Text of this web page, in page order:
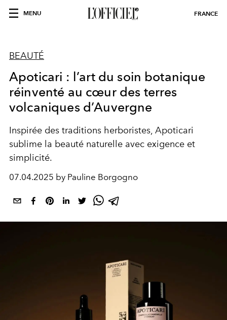
MENU FRANCE
BEAUTÉ
Apoticari : l’art du soin botanique
réinventé au cœur des terres
volcaniques d’Auvergne
Inspirée des traditions herboristes, Apoticari
sublime la beauté naturelle avec exigence et
simplicité.
07.04.2025 by Pauline Borgogno